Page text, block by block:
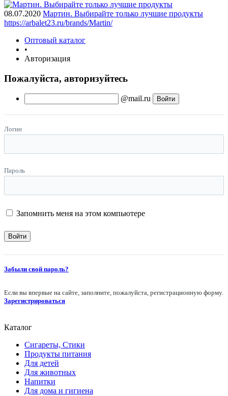
08.07.2020 Мартин. Выбирайте только лучшие продукты
https://arbalet23.ru/brands/Martin/
Оптовый каталог
•
Авторизация
Пожалуйста, авторизуйтесь
@mail.ru
Логин
Пароль
Запомнить меня на этом компьютере
Забыли свой пароль?
Если вы впервые на сайте, заполните, пожалуйста, регистрационную форму.
Зарегистрироваться
Каталог
Сигареты, Стики
Продукты питания
Для детей
Для животных
Напитки
Для дома и гигиена